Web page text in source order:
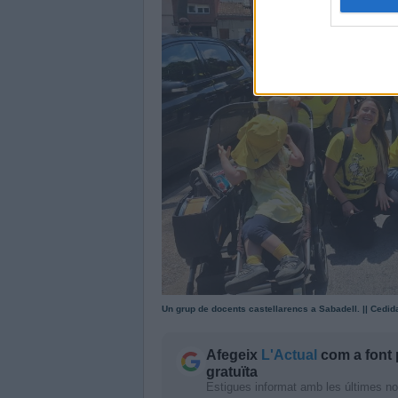
Un grup de docents castellarencs a Sabadell. ||
Afegeix L'Actual com a font
gratuïta
Estigues informat amb les últimes